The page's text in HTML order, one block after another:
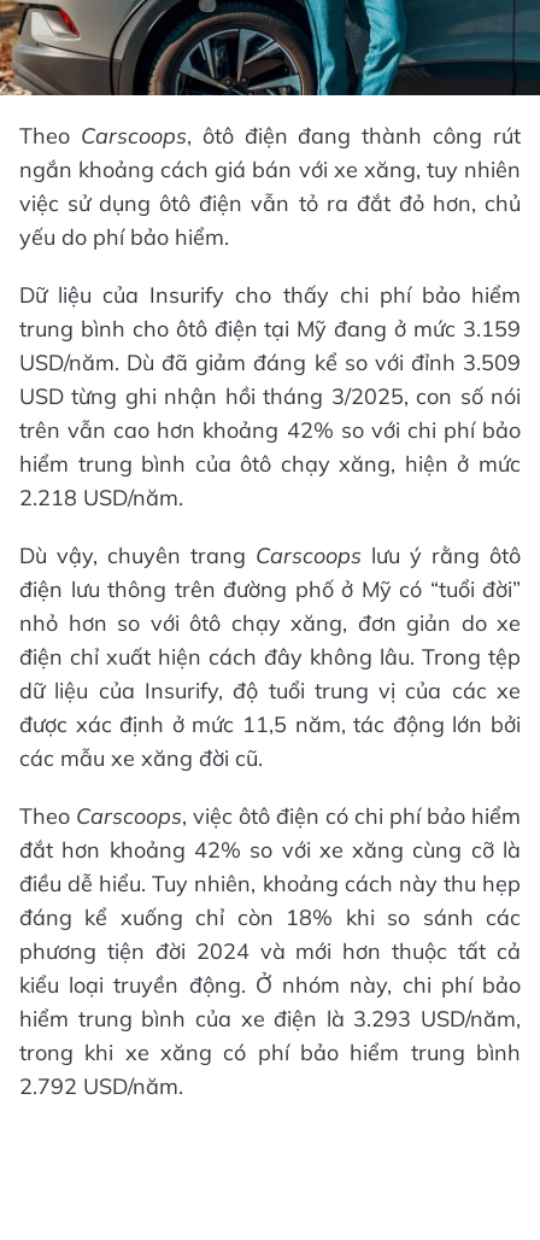
Theo Carscoops, ôtô điện đang thành công rút
ngắn khoảng cách giá bán với xe xăng, tuy nhiên
việc sử dụng ôtô điện vẫn tỏ ra đắt đỏ hơn, chủ
yếu do phí bảo hiểm.
Dữ liệu của Insurify cho thấy chi phí bảo hiểm
trung bình cho ôtô điện tại Mỹ đang ở mức 3.159
USD/năm. Dù đã giảm đáng kể so với đỉnh 3.509
USD từng ghi nhận hồi tháng 3/2025, con số nói
trên vẫn cao hơn khoảng 42% so với chi phí bảo
hiểm trung bình của ôtô chạy xăng, hiện ở mức
2.218 USD/năm.
Dù vậy, chuyên trang Carscoops lưu ý rằng ôtô
điện lưu thông trên đường phố ở Mỹ có “tuổi đời”
nhỏ hơn so với ôtô chạy xăng, đơn giản do xe
điện chỉ xuất hiện cách đây không lâu. Trong tệp
dữ liệu của Insurify, độ tuổi trung vị của các xe
được xác định ở mức 11,5 năm, tác động lớn bởi
các mẫu xe xăng đời cũ.
Theo Carscoops, việc ôtô điện có chi phí bảo hiểm
đắt hơn khoảng 42% so với xe xăng cùng cỡ là
điều dễ hiểu. Tuy nhiên, khoảng cách này thu hẹp
đáng kể xuống chỉ còn 18% khi so sánh các
phương tiện đời 2024 và mới hơn thuộc tất cả
kiểu loại truyền động. Ở nhóm này, chi phí bảo
hiểm trung bình của xe điện là 3.293 USD/năm,
trong khi xe xăng có phí bảo hiểm trung bình
2.792 USD/năm.